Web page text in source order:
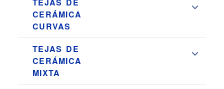
CERÁMICA
CURVAS
TEJAS DE
CERÁMICA
MIXTA